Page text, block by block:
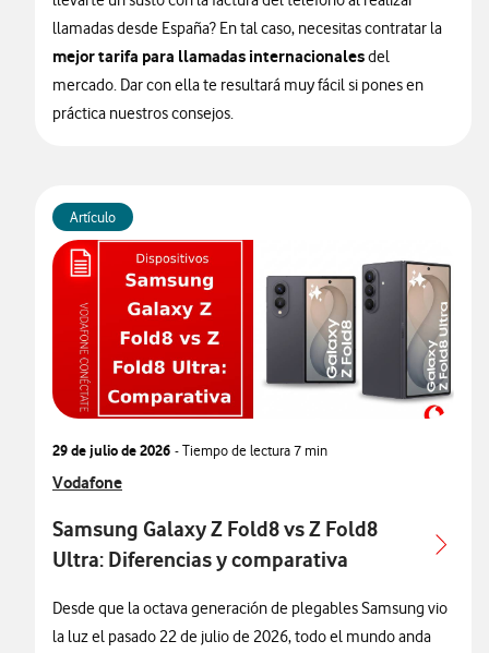
llamadas desde España? En tal caso, necesitas contratar la
mejor tarifa para llamadas internacionalesdel
mercado. Dar con ella te resultará muy fácil si pones en
práctica nuestros consejos.
Artículo
29 de julio de 2026 - Tiempo de lectura7 min
Ver más articulos relacionados con
Vodafone
Samsung Galaxy Z Fold8 vs Z Fold8
Ultra: Diferencias y comparativa
Desde que la octava generación de plegables Samsung vio
la luz el pasado 22 de julio de 2026, todo el mundo anda